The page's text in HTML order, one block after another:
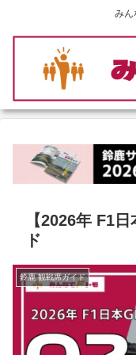
みん
【2026年 F1
ド
鈴鹿 観戦席ガイド